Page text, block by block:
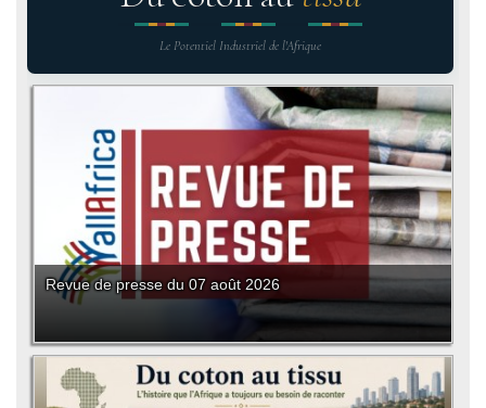
Le Potentiel Industriel de l'Afrique
Revue de presse du 07 août 2026